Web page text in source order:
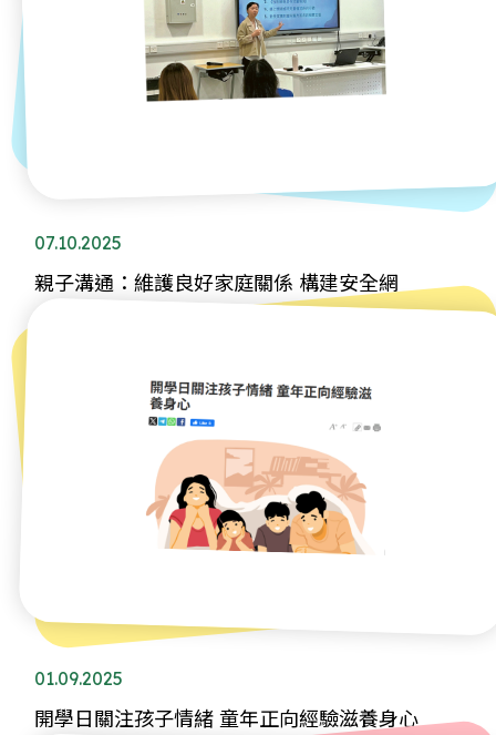
07.10.2025
親子溝通：維護良好家庭關係 構建安全網
01.09.2025
開學日關注孩子情緒 童年正向經驗滋養身心